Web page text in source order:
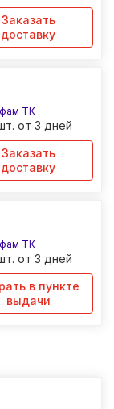
Заказать
доставку
ТК
от 3 дней
Заказать
доставку
ТК
от 3 дней
в пункте
выдачи